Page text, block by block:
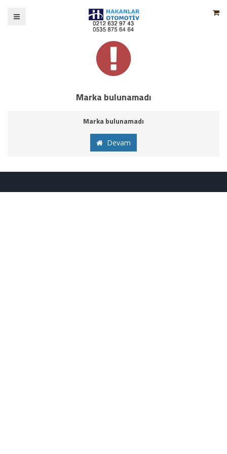
Marka bulunamadı
Marka bulunamadı
Devam